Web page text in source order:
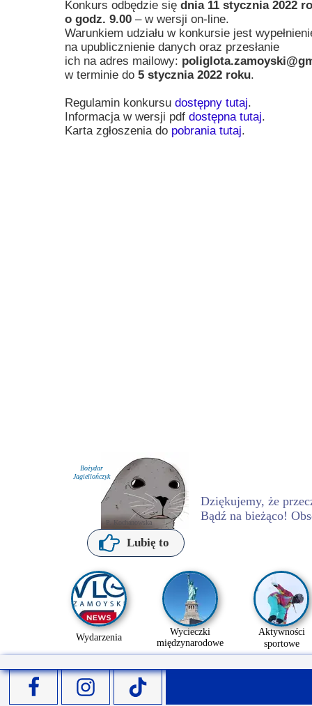
Lubię to
Dziękujemy, że
Bądź na bieżąco!
Bożydar
Jagiellończyk
P. Kochanowska
Konkurs odbędzie się dnia 11 stycznia 2022
o godz. 9.00 – w wersji on-line.
Warunkiem udziału w konkursie jest
na upublicznienie danych oraz przesłanie
ich na adres mailowy:
w terminie do 5 stycznia 2022 roku.
Regulamin konkursu dostępny tutaj.
Informacja w wersji pdf dostępna tutaj.
Karta zgłoszenia do pobrania tutaj.
Przerwy szkolne
Aktywności
sportowe
Wycieczki
międzynarodowe
Wydarzenia